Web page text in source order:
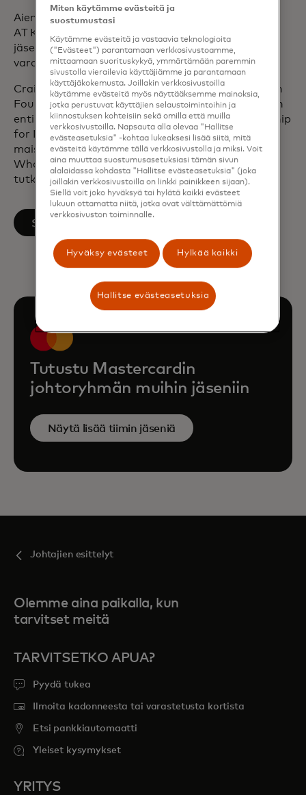
Aiemmin urallaan Craig toimi Bain & Companyn ja
AT Kearneyn rahoituspalveluiden vanhempina
jäseninä sekä CoreStates Financial Corporationin
varatoimitusjohtajana.
Craig istuu Hawaiian Airlinesin, Sultana Education
Foundationin ja CancerCaren hallituksissa. Hän on
entinen David Rockefeller -stipendiaatti Partnership
for New York Cityssä. Craigilla on liiketalouden
maisterin tutkinto Pennsylvanian yliopiston
Wharton Schoolista ja liiketalouden kandidaatin
tutkinto Bucknellin yliopistosta.
Seuraa LinkedInissä
opens in a new tab
Tutustu Mastercardin
johtoryhmän muihin jäseniin
Näytä lisää tiimin jäseniä
Johtajien esittelyt
Olemme aina paikalla, kun
tarvitset meitä
TARVITSETKO APUA?
Pyydä tukea
Ilmoita kadonneesta tai varastetusta kortista
Etsi pankkiautomaatti
Yleiset kysymykset
YRITYS
Miten käytämme evästeitä ja
suostumustasi
Käytämme evästeitä ja vastaavia teknologioita
("Evästeet") parantamaan verkkosivustoamme,
mittaamaan suorituskykyä, ymmärtämään paremmin
sivustolla vierailevia käyttäjiämme ja parantamaan
käyttäjäkokemusta. Joillakin verkkosivustoilla
käytämme evästeitä myös näyttääksemme mainoksia,
jotka perustuvat käyttäjien selaustoimintoihin ja
kiinnostuksen kohteisiin sekä omilla että muilla
verkkosivustoilla. Napsauta alla olevaa "Hallitse
evästeasetuksia" -kohtaa lukeaksesi lisää siitä, mitä
evästeitä käytämme tällä verkkosivustolla ja miksi. Voit
aina muuttaa suostumusasetuksiasi tämän sivun
alalaidassa kohdasta "Hallitse evästeasetuksia" (joka
joillakin verkkosivustoilla on linkki painikkeen sijaan).
Siellä voit joko hyväksyä tai hylätä kaikki evästeet
lukuun ottamatta niitä, jotka ovat välttämättömiä
verkkosivuston toiminnalle.
Hyväksy evästeet Hylkää kaikki
Hallitse evästeasetuksia